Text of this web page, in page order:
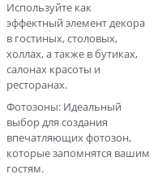
Используйте как
эффектный элемент декора
в гостиных, столовых,
холлах, а также в бутиках,
салонах красоты и
ресторанах.
Фотозоны: Идеальный
выбор для создания
впечатляющих фотозон,
которые запомнятся вашим
гостям.